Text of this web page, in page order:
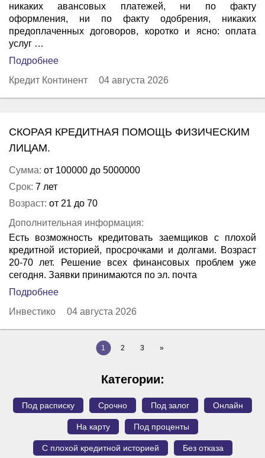
никаких авансовых платежей, ни по факту
оформления, ни по факту одобрения, никаких
предоплаченных договоров, коротко и ясно: оплата
услуг …
Подробнее
Кредит Континент
04 августа 2026
СКОРАЯ КРЕДИТНАЯ ПОМОЩЬ ФИЗИЧЕСКИМ
ЛИЦАМ.
Сумма: от 100000 до 5000000
Срок: 7 лет
Возраст: от 21 до 70
Дополнительная информация:
Есть возможность кредитовать заемщиков с плохой
кредитной историей, просрочками и долгами. Возраст
20-70 лет. Решение всех финансовых проблем уже
сегодня. Заявки принимаются по эл. почта
Подробнее
Инвестико
04 августа 2026
1 2 3 »
Категории:
Под расписку Срочно Под залог Онлайн
На карту Под проценты
С плохой кредитной историей Без отказа